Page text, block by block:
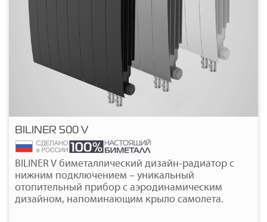
Подробнее
BILINER 500 V
BILINER V биметаллический дизайн-радиатор с
нижним подключением – уникальный
отопительный прибор с аэродинамическим
дизайном, напоминающим крыло самолета.